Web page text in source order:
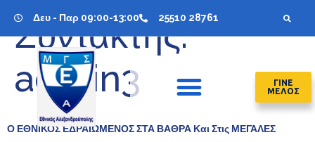
Δευ - Παρ 09:00-13:00 25510 28761
ΓΙΝΕ
ΜΕΛΟΣ
Συντάκτης:
admin3
Ο ΕΘΝΙΚΟΣ ΕΔΡΑΙΩΜΕΝΟΣ ΣΤΑ ΒΑΘΡΑ Και Στις ΜΕΓΑΛΕΣ